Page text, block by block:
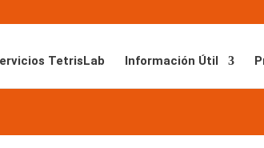
TetrisLab Información Útil